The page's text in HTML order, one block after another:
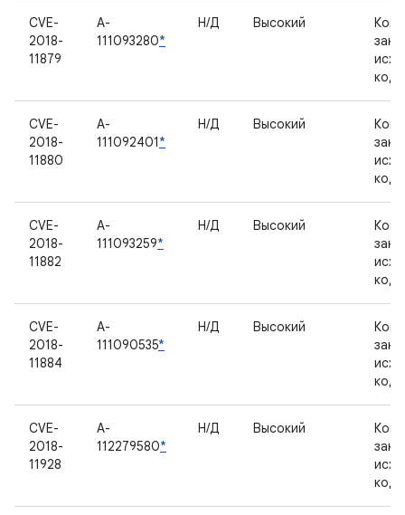
CVE-
2018-
11879
A-
111093280*
Н/Д Высокий
CVE-
2018-
11880
A-
111092401*
Н/Д Высокий
CVE-
2018-
11882
A-
111093259*
Н/Д Высокий
CVE-
2018-
11884
A-
111090535*
Н/Д Высокий
CVE-
2018-
11928
A-
112279580*
Н/Д Высокий